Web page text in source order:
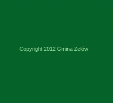
Copyright 2012 Gmina Zelów